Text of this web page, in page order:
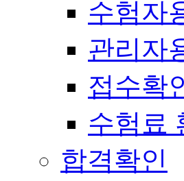
수험자
관리자
접수확
수험료
합격확인